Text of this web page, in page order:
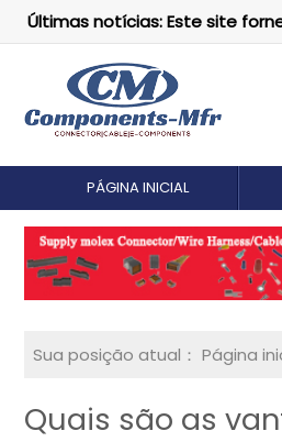
Últimas notícias: Este site
PÁGINA INICIAL
Sua posição atual： Página
Quais são as